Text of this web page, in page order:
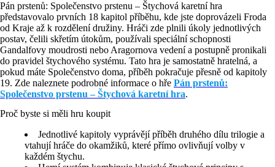
Pán prstenů: Společenstvo prstenu – Štychová karetní hra
představovalo prvních 18 kapitol příběhu, kde jste doprovázeli Froda
od Kraje až k rozdělení družiny. Hráči zde plnili úkoly jednotlivých
postav, čelili skřetím útokům, používali speciální schopnosti
Gandalfovy moudrosti nebo Aragornova vedení a postupně pronikali
do pravidel štychového systému. Tato hra je samostatně hratelná, a
pokud máte Společenstvo doma, příběh pokračuje přesně od kapitoly
19. Zde naleznete podrobné informace o hře Pán prstenů:
Společenstvo prstenu – Štychová karetní hra.
Proč byste si měli hru koupit
Jednotlivé kapitoly vyprávějí příběh druhého dílu trilogie a
vtahují hráče do okamžiků, které přímo ovlivňují volby v
každém štychu.